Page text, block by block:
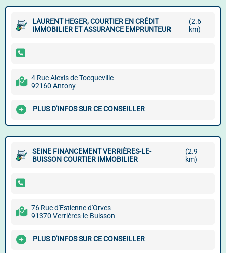
LAURENT HEGER, COURTIER EN CRÉDIT
IMMOBILIER ET ASSURANCE EMPRUNTEUR
(2.6
km)
4 Rue Alexis de Tocqueville
92160 Antony
PLUS D'INFOS SUR CE CONSEILLER
SEINE FINANCEMENT VERRIÈRES-LE-
BUISSON COURTIER IMMOBILIER
(2.9
km)
76 Rue d'Estienne d'Orves
91370 Verrières-le-Buisson
PLUS D'INFOS SUR CE CONSEILLER